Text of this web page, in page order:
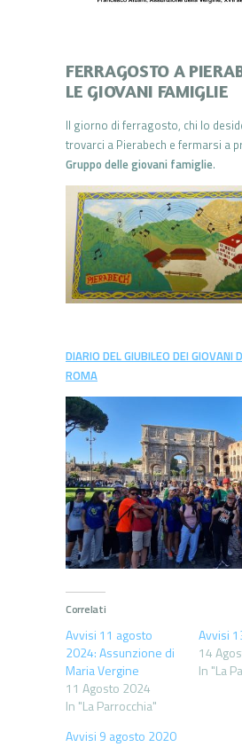
FERRAGOSTO A
LE GIOVANI FAMIGLIE
Il giorno di ferragosto, chi lo
trovarci a Pierabech e fermarsi a
Gruppo delle giovani famiglie.
DIARIO DEL GIUBILEO DEI GIOVANI
ROMA
Correlati
Avvisi 11 agosto
2024: Assunzione di
Maria Vergine
11 Agosto 2024
In "La Parrocchia"
Avvisi
14
In "La
Avvisi 9 agosto 2020